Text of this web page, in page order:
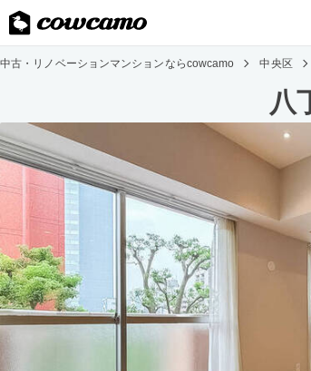
中古・リノベーションマンションならcowcamo 中央区
八